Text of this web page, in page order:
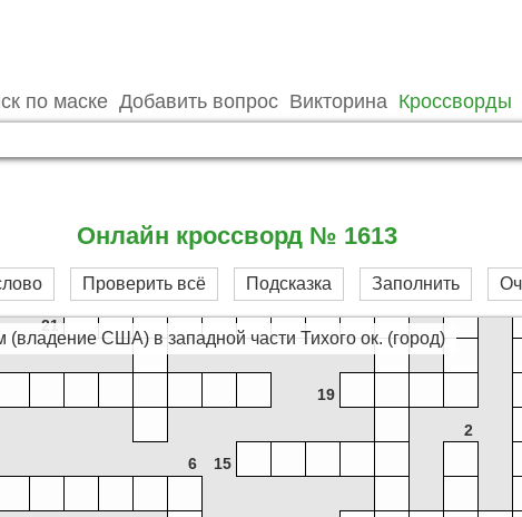
по маске Добавить вопрос Викторина Кроссворды
Онлайн кроссворд № 1613
Проверить всё Подсказка Заполнить
(владение США) в западной части Тихого ок. (город)
9
21
19
2
6
15